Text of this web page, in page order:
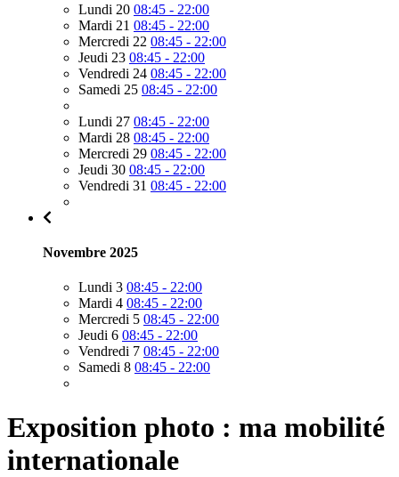
Lundi 20 08:45 - 22:00
Mardi 21 08:45 - 22:00
Mercredi 22 08:45 - 22:00
Jeudi 23 08:45 - 22:00
Vendredi 24 08:45 - 22:00
Samedi 25 08:45 - 22:00
Lundi 27 08:45 - 22:00
Mardi 28 08:45 - 22:00
Mercredi 29 08:45 - 22:00
Jeudi 30 08:45 - 22:00
Vendredi 31 08:45 - 22:00
Novembre 2025
Lundi 3 08:45 - 22:00
Mardi 4 08:45 - 22:00
Mercredi 5 08:45 - 22:00
Jeudi 6 08:45 - 22:00
Vendredi 7 08:45 - 22:00
Samedi 8 08:45 - 22:00
Exposition photo : ma mobilité
internationale